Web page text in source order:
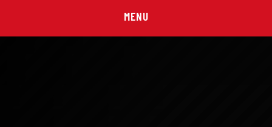
MENU